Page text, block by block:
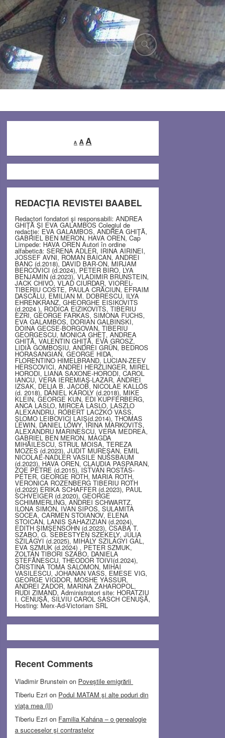
A
Decrease
font
A Reset
AIncrease
font
REDACŢIA REVISTEI BAABEL
Redactori fondatori şi responsabili: ANDREA
GHIŢĂ ŞI EVA GALAMBOS Colegiul de
redacţie: EVA GALAMBOS, ANDREA GHIŢĂ,
GABRIEL BEN MERON, HAVA OREN, Cap
Limpede: HAVA OREN Autori în ordine
alfabetică: SERENA ADLER, IRINA AIRINEI,
JOSSEF AVNI, ROMAN BAICAN, ANDREI
BANC (d.2018), DAVID BAR-ON, MIRJAM
BERCOVICI (d.2024), PETER BIRO, LYA
BENJAMIN (d.2023), VLADIMIR BRUNSTEIN,
JACK CHIVO, VLAD CIURDAR, VIOREL-
TIBERIU COSTE, PAULA CRĂCIUN, EFRAIM
DASCĂLU, EMILIAN M. DOBRESCU, ILYA
EHRENKRANZ, GHEORGHE EISIKOVITS
(d.2024 ), RODICA EIZIKOVITS, TIBERIU
EZRI, GEORGE FARKAS, SIMONA FUCHS,
EVA GALAMBOS, DORIAN GALBINSKI,
DOINA GECSE-BORGOVAN, TIBERIU
GEORGESCU, MONICA GHEŢ, ANDREA
GHIŢĂ, VALENTIN GHIŢĂ, EVA GROSZ,
LIDIA GOMBOŞIU, ANDREI GRÜN, BEDROS
HORASANGIAN, GEORGE HIDA,
FLORENTINO HIMELBRAND, LUCIAN-ZEEV
HERSCOVICI, ANDREI HERZLINGER, MIREL
HORODI, LIANA SAXONE-HORODI, CAROL
IANCU, VERA IEREMIAŞ-LAZAR, ANDREI
IZSAK, DELIA B. JACOB, NICOLAE KALLÓS
(d. 2018), DÁNIEL KÁROLY (d.2018), MIKE
KLEIN, GEORGE KUN, EDI KUPFERBERG,
ANCA LASLO, MIRCEA LASLO, LASZLO
ALEXANDRU, RÓBERT LACZKÓ VASS,
ŞLOMO LEIBOVICI LAIŞ(d.2014), THOMAS
LEWIN, DANIEL LŐWY, IRINA MARKOVITS,
ALEXANDRU MARINESCU, VERA MEDREA,
GABRIEL BEN MERON, MAGDA
MIHĂILESCU, STRUL MOISA, TEREZA
MOZES (d.2023), JUDIT MUREŞAN, EMIL
NICOLAE-NADLER VASILE NUSSBAUM
(d.2023), HAVA OREN, CLAUDIA PASPARAN,
ZOE PETRE (d.2015), ISTVÁN ROSTÁS-
PÉTER, GEORGE ROTH, MARIA ROTH,
VERONICA ROZENBERG TIBERIU ROTH
(d.2022) ERIKA SCHAFFER (d.2023), PAUL
SCHVEIGER (d.2020), GEORGE
SCHIMMERLING, ANDREI SCHWARTZ,
ILONA SIMON, IVAN SIPOS, SULAMITA
SOCEA, CARMEN STOIANOV, ELENA
STOICAN, LANIS ŞAHAZIZIAN (d.2024),
EDITH ŞIMŞENSOHN (d.2023), CSABA T.
SZABO, G. SEBESTYEN SZEKELY, JÚLIA
SZILÁGYI (d.2025), MIHÁLY SZILÁGYI GÁL,
EVA SZMUK (d.2024) , PETER SZMUK,
ZOLTÁN TIBORI SZABO, DANIELA
ŞTEFĂNESCU, THEODOR TOIVI(d.2024),
CRISTINA TOMA SALOMON, MIHAI
VASILESCU, JOHANAN VASS, EMESE VIG,
GEORGE VIGDOR, MOSHE YASSUR,
ANDREI ZADOR, MARINA ZAHAROPOL,
RUDI ZIMAND, Administratori site: HORATZIU
I. CENUŞĂ, SILVIU CAROL SASCH CENUŞĂ,
Hosting: Merx-Ad-Victoriam SRL
Recent Comments
Vladimir Brunstein on Poveștile emigrării
Tiberiu Ezri on Podul MATAM şi alte poduri din
viaţa mea (II)
Tiberiu Ezri on Familia Kahána – o genealogie
a succeselor şi contrastelor